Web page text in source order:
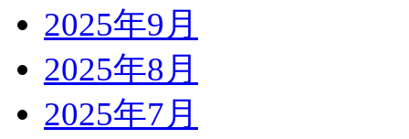
2025年9月
2025年8月
2025年7月